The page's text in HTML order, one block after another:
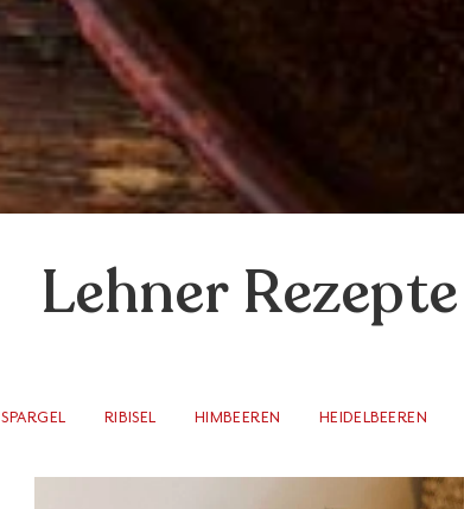
Lehner Rezepte
SPARGEL RIBISEL HIMBEEREN HEIDELBEEREN